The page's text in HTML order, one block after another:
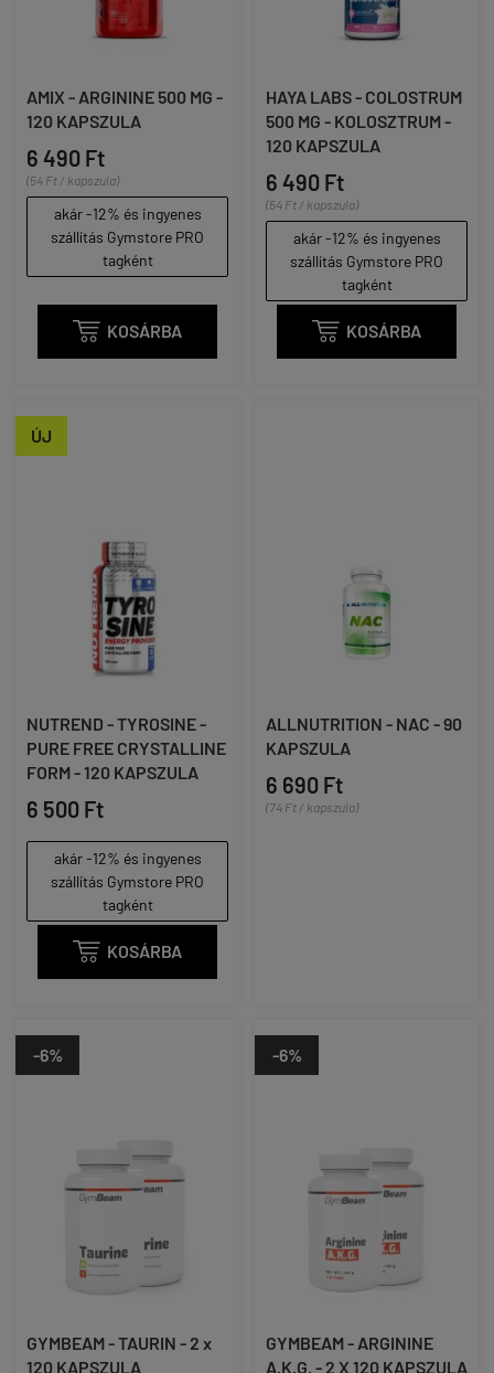
AMIX - ARGININE 500 MG -
120 KAPSZULA
6 490 Ft
(54 Ft / kapszula)
akár -12% és ingyenes
szállítás Gymstore PRO
tagként
 KOSÁRBA
HAYA LABS - COLOSTRUM
500 MG - KOLOSZTRUM -
120 KAPSZULA
6 490 Ft
(54 Ft / kapszula)
akár -12% és ingyenes
szállítás Gymstore PRO
tagként
 KOSÁRBA
ÚJ
NUTREND - TYROSINE -
PURE FREE CRYSTALLINE
FORM - 120 KAPSZULA
6 500 Ft
akár -12% és ingyenes
szállítás Gymstore PRO
tagként
 KOSÁRBA
ALLNUTRITION - NAC - 90
KAPSZULA
6 690 Ft
(74 Ft / kapszula)
-6%
GYMBEAM - TAURIN - 2 x
120 KAPSZULA
-6%
GYMBEAM - ARGININE
A.K.G. - 2 X 120 KAPSZULA